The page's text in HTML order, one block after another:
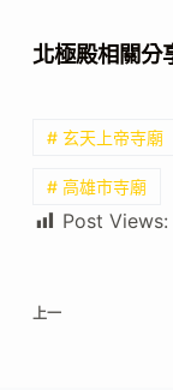
北極殿相關分
# 玄天上帝寺廟
# 高雄市寺廟
Post Views:
上一